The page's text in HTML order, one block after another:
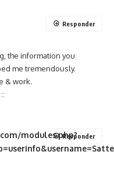
the information you
me tremendously.
& work.
Responder
modules.php?Responder